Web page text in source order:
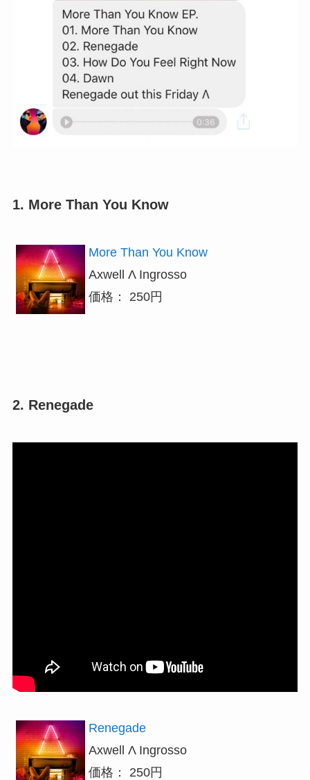
1. More Than You Know
More Than You Know
Axwell Λ Ingrosso
価格： 250円
2. Renegade
Renegade
Axwell Λ Ingrosso
価格： 250円